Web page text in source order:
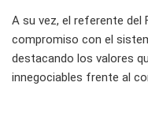
A su vez, el referente del
compromiso con el
destacando los valores
innegociables frente al